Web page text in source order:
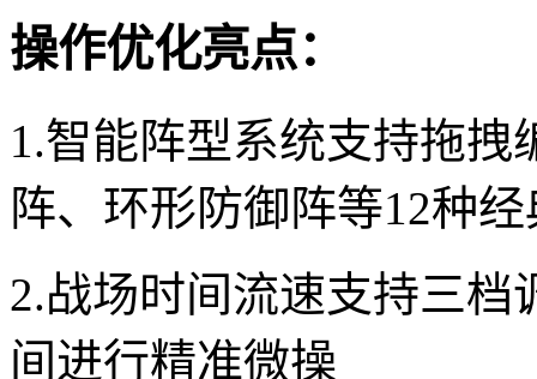
操作优化亮点：
1.智能阵型系统支持拖
阵、环形防御阵等12种
2.战场时间流速支持三
间进行精准微操